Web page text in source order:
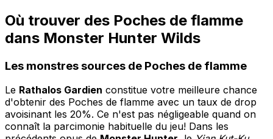
Où trouver des Poches de flamme
dans Monster Hunter Wilds
Les monstres sources de Poches de flamme
Le Rathalos Gardien constitue votre meilleure chance
d'obtenir des Poches de flamme avec un taux de drop
avoisinant les 20%. Ce n'est pas négligeable quand on
connaît la parcimonie habituelle du jeu! Dans les